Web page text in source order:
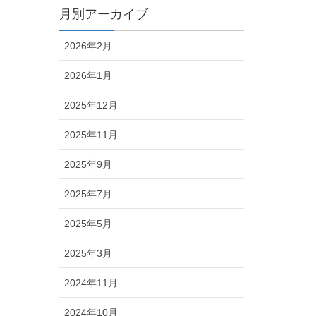
月別アーカイブ
2026年2月
2026年1月
2025年12月
2025年11月
2025年9月
2025年7月
2025年5月
2025年3月
2024年11月
2024年10月